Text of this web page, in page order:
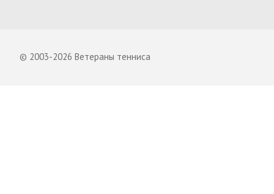
© 2003-2026 Ветераны тенниса